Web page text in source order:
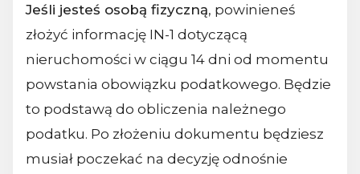
Jeśli jesteś osobą fizyczną, powinieneś
złożyć informację IN-1 dotyczącą
nieruchomości w ciągu 14 dni od momentu
powstania obowiązku podatkowego. Będzie
to podstawą do obliczenia należnego
podatku. Po złożeniu dokumentu będziesz
musiał poczekać na decyzję odnośnie